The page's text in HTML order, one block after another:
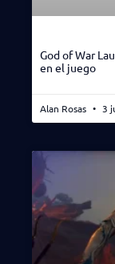
God of War
en el juego
Alan Rosas 3